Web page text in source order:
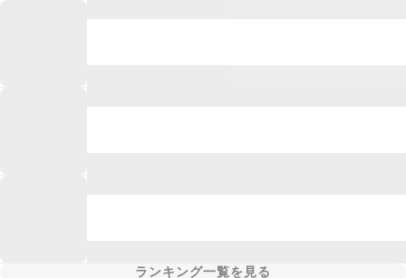
ランキング一覧を見る